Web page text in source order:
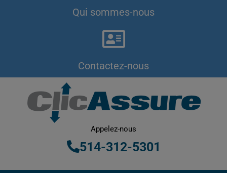
Qui sommes-nous
Contactez-nous
Appelez-nous
514-312-5301